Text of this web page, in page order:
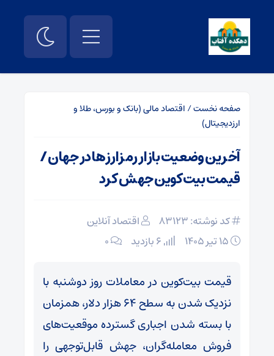
صفحه نخست/ اقتصاد مالی (بانک و بورس، طلا و
ارزدیجیتال)
آخرین وضعیت بازار رمزارزها در جهان /
قیمت بیت‌کوین جهش کرد
کد نوشته: 83123
اقتصاد آنلاین
۰
قیمت بیت‌کوین در معاملات روز دوشنبه با
نزدیک شدن به سطح ۶۴ هزار دلار، همزمان
با بسته شدن اجباری گسترده موقعیت‌های
فروش معامله‌گران، جهش قابل‌توجهی را